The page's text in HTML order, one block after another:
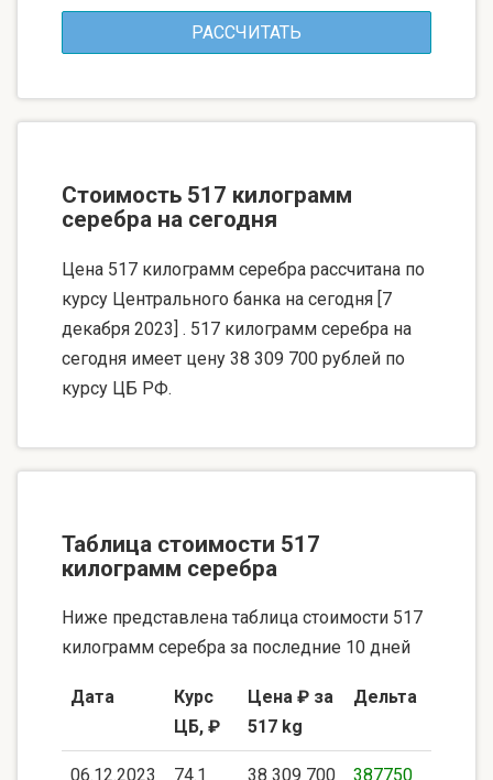
Стоимость 517 килограмм
серебра на сегодня
Цена 517 килограмм серебра рассчитана по
курсу Центрального банка на сегодня [7
декабря 2023] . 517 килограмм серебра на
сегодня имеет цену 38 309 700 рублей по
курсу ЦБ РФ.
Таблица стоимости 517
килограмм серебра
Ниже представлена таблица стоимости 517
килограмм серебра за последние 10 дней
Дата
Курс
ЦБ, ₽
Цена ₽ за
517 kg
Дельта
06.12.2023 74.1 38 309 700 387750